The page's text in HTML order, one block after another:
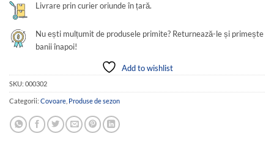
Livrare prin curier oriunde în țară.
Nu ești mulțumit de produsele primite? Returnează-le și primește
banii înapoi!
Add to wishlist
SKU: 000302
Categorii: Covoare Produse de sezon